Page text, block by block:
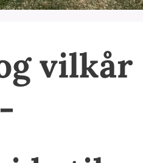
vilkår
-